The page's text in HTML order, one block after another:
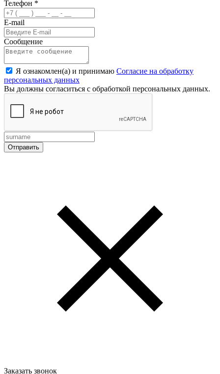
Телефон *
E-mail
Сообщение
Я ознакомлен(а) и принимаю Согласие на обработку
персональных данных
Вы должны согласиться с обработкой персональных данных.
Заказать звонок